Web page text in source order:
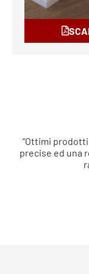
“Ottimi
precise ed una